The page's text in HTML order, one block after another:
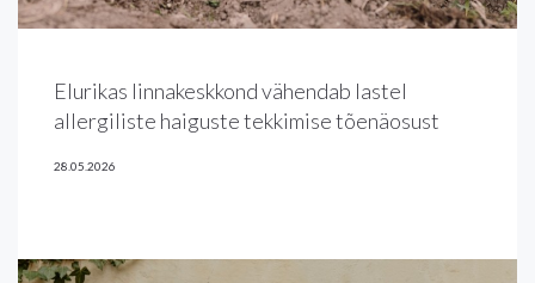
Elurikas linnakeskkond vähendab lastel
allergiliste haiguste tekkimise tõenäosust
28.05.2026